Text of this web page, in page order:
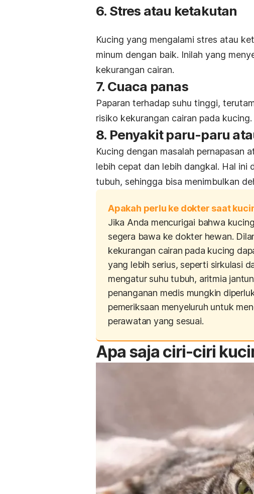
6. Stres atau ketakutan
Kucing yang mengalami stres atau
minum dengan baik. Inilah yang
kekurangan cairan.
7. Cuaca panas
Paparan terhadap suhu tinggi,
risiko kekurangan cairan pada kucing.
8. Penyakit paru-paru
Kucing dengan masalah pernapasan
lebih cepat dan lebih dangkal. Hal ini
tubuh, sehingga bisa menimbulkan
Apakah perlu ke dokter saat
Jika Anda mencurigai bahwa
segera bawa ke dokter hewan.
kekurangan cairan pada kucing
yang lebih serius, seperti sirkulasi
mengatur suhu tubuh, aritmia
penanganan medis mungkin
pemeriksaan menyeluruh untuk
perawatan yang sesuai.
Apa saja ciri-ciri